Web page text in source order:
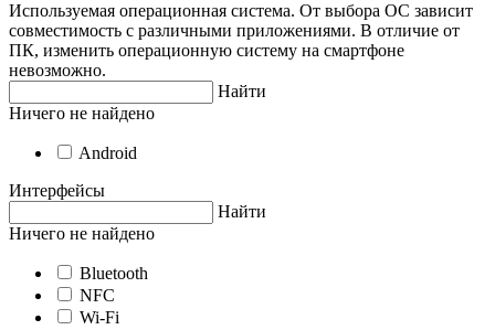
Используемая операционная система. От выбора ОС зависит
совместимость с различными приложениями. В отличие от
ПК, изменить операционную систему на смартфоне
невозможно.
Найти
Ничего не найдено
Android
Интерфейсы
Найти
Ничего не найдено
Bluetooth
NFC
Wi-Fi